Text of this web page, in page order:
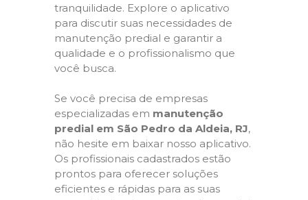
tranquilidade. Explore o aplicativo
para discutir suas necessidades de
manutenção predial e garantir a
qualidade e o profissionalismo que
você busca.
Se você precisa de empresas
especializadas em manutenção
predial em São Pedro da Aldeia, RJ,
não hesite em baixar nosso aplicativo.
Os profissionais cadastrados estão
prontos para oferecer soluções
eficientes e rápidas para as suas